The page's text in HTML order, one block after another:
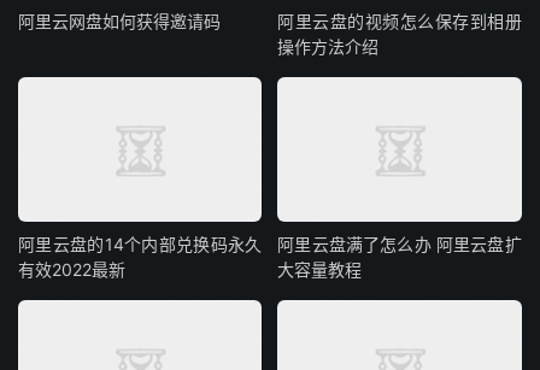
阿里云网盘如何获得邀请码
阿里云盘的视频怎么保存到相册
操作方法介绍
阿里云盘的14个内部兑换码永久
有效2022最新
阿里云盘满了怎么办 阿里云盘扩
大容量教程